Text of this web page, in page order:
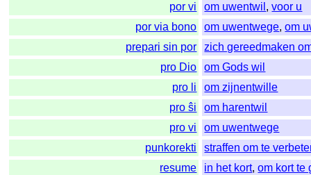
por vi
om uwentwil ,voor u
por via bono
om uwentwege,om
prepari sin por
zich gereedmaken
pro Dio
om Gods wil
pro li
om zijnentwille
pro ŝi
om harentwil
pro vi
om uwentwege
punkorekti
straffen om te
resume
in het kort,om kort te